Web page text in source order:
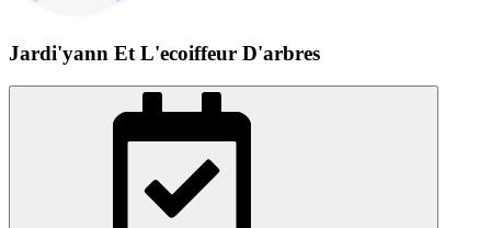
Jardi'yann Et L'ecoiffeur D'arbres